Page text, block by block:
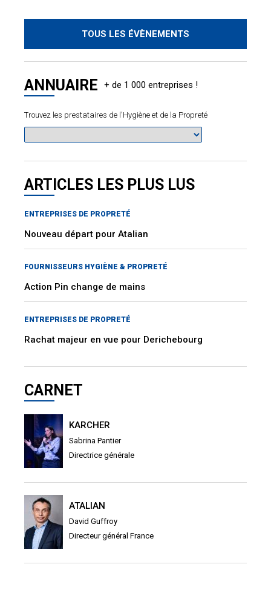
TOUS LES ÉVÈNEMENTS
ANNUAIRE
Trouvez les prestataires de l'Hygiène et de la Propreté
ARTICLES LES PLUS LUS
ENTREPRISES DE PROPRETÉ
Nouveau départ pour Atalian
FOURNISSEURS HYGIÈNE & PROPRETÉ
Action Pin change de mains
ENTREPRISES DE PROPRETÉ
Rachat majeur en vue pour Derichebourg
CARNET
KARCHER
Sabrina Pantier
Directrice générale
ATALIAN
David Guffroy
Directeur général France